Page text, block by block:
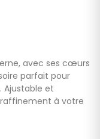
avec ses cœurs
parfait pour
Ajustable et
à votre